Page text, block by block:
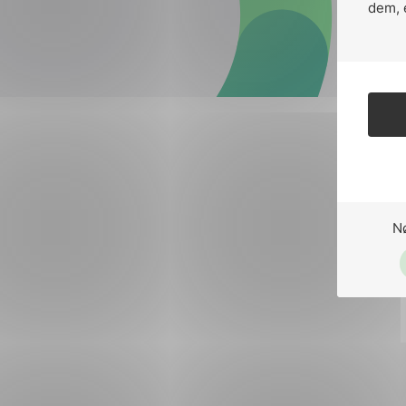
dem,
Forsvar og beredskap
Industri og automatisering
Lavspenning
Maritime elinstallasjoner